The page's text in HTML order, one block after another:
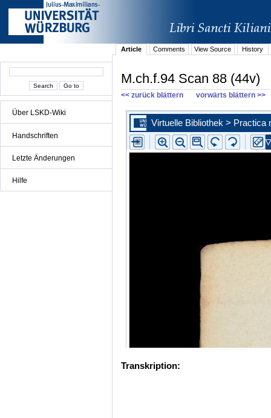
Über LSKD-Wiki
Handschriften
Letzte Änderungen
Hilfe
Article Comments View Source History
M.ch.f.94 Scan 88 (44v)
<< zurück blättern vorwärts blättern >>
Transkription: